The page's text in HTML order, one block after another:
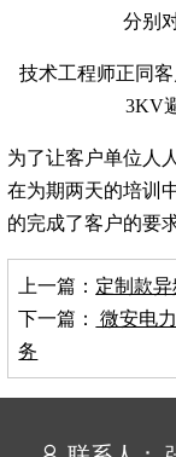
分别
技术工程师正同
3KV
为了让客户单位人
在为期两天的培训
的完成了客户的要求
上一篇： 定制款
下一篇：
微安电
务